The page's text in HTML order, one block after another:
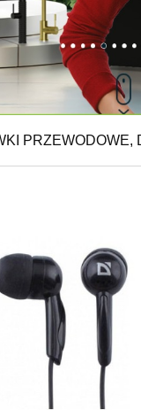
PRZEWODOWE,